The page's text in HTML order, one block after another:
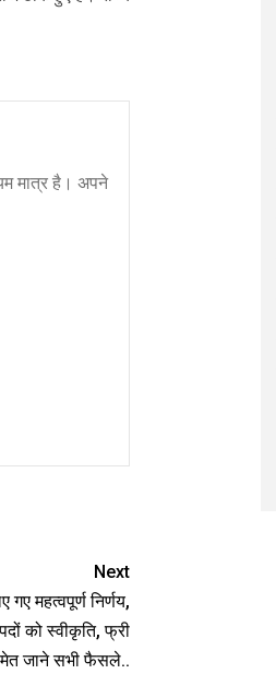
मात्र है। अपने
Next
महत्वपूर्ण निर्णय,
को स्वीकृति, फ्री
जाने सभी फैसले..